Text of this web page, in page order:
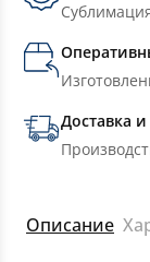
Доставка
Описание